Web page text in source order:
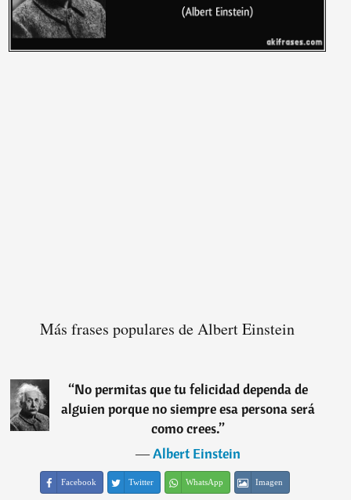
Más frases populares de Albert Einstein
“No permitas que tu felicidad dependa de
alguien porque no siempre esa persona será
como crees.”
―Albert Einstein
Facebook Twitter WhatsApp Imagen